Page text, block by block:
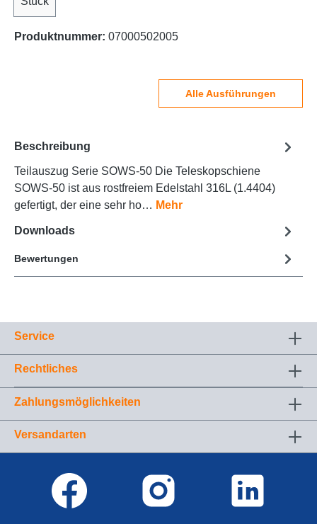
Produktnummer: 07000502005
Alle Ausführungen
Beschreibung
Teilauszug Serie SOWS-50 Die Teleskopschiene
SOWS-50 ist aus rostfreiem Edelstahl 316L (1.4404)
gefertigt, der eine sehr ho… Mehr
Downloads
Bewertungen
Service
Rechtliches
Zahlungsmöglichkeiten
Versandarten